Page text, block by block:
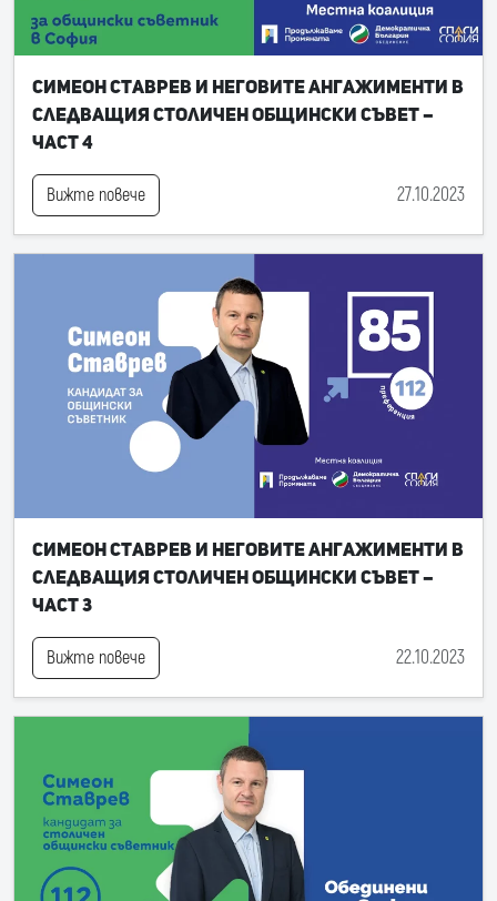
Симеон Ставрев и неговите ангажименти в
следващия Столичен общински съвет –
част 4
Вижте повече 27.10.2023
Симеон Ставрев и неговите ангажименти в
следващия Столичен общински съвет –
част 3
Вижте повече 22.10.2023